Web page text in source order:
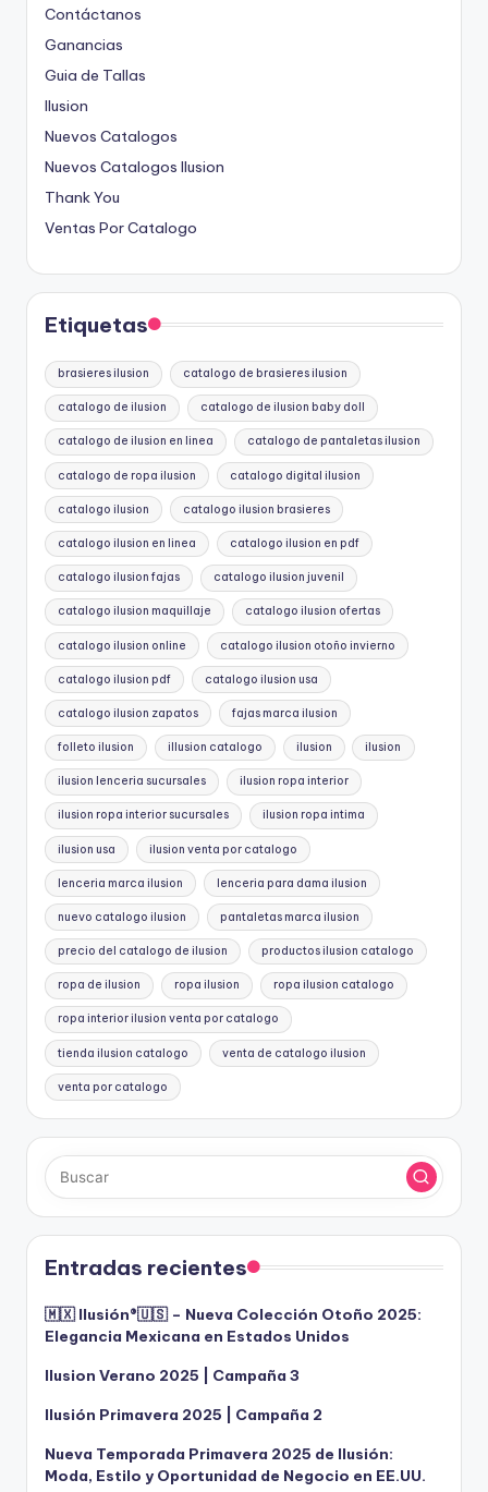
Contáctanos
Ganancias
Guia de Tallas
Ilusion
Nuevos Catalogos
Nuevos Catalogos Ilusion
Thank You
Ventas Por Catalogo
Etiquetas
brasieres ilusion catalogo de brasieres ilusion
catalogo de ilusion catalogo de ilusion baby doll
catalogo de ilusion en linea catalogo de pantaletas ilusion
catalogo de ropa ilusion catalogo digital ilusion
catalogo ilusion catalogo ilusion brasieres
catalogo ilusion en linea catalogo ilusion en pdf
catalogo ilusion fajas catalogo ilusion juvenil
catalogo ilusion maquillaje catalogo ilusion ofertas
catalogo ilusion online catalogo ilusion otoño invierno
catalogo ilusion pdf catalogo ilusion usa
catalogo ilusion zapatos fajas marca ilusion
folleto ilusion illusion catalogo ilusion ilusion
ilusion lenceria sucursales ilusion ropa interior
ilusion ropa interior sucursales ilusion ropa intima
ilusion usa ilusion venta por catalogo
lenceria marca ilusion lenceria para dama ilusion
nuevo catalogo ilusion pantaletas marca ilusion
precio del catalogo de ilusion productos ilusion catalogo
ropa de ilusion ropa ilusion ropa ilusion catalogo
ropa interior ilusion venta por catalogo
tienda ilusion catalogo venta de catalogo ilusion
venta por catalogo
Entradas recientes
🇲🇽 Ilusión®️🇺🇸 – Nueva Colección Otoño 2025:
Elegancia Mexicana en Estados Unidos
Ilusion Verano 2025 | Campaña 3
Ilusión Primavera 2025 | Campaña 2
Nueva Temporada Primavera 2025 de Ilusión:
Moda, Estilo y Oportunidad de Negocio en EE.UU.